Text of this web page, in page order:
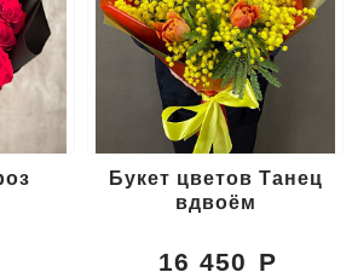
Букет цветов Танец
вдвоём
16 450